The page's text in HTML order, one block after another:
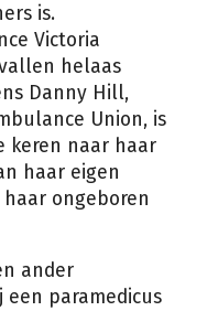
is.
Victoria
helaas
Danny Hill,
Union, is
keren naar haar
haar eigen
ongeboren
ander
paramedicus